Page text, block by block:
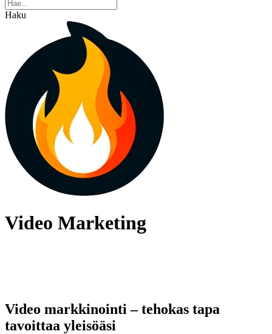
Haku
Video Marketing
Video markkinointi – tehokas tapa
tavoittaa yleisöäsi